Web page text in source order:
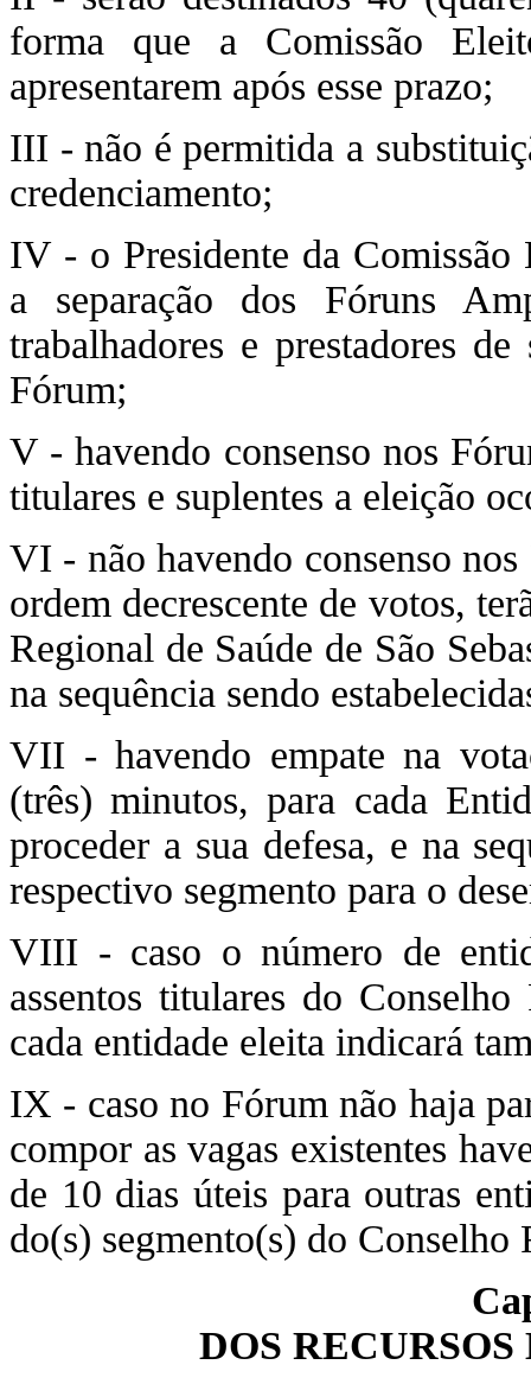
forma que a Comissão
apresentarem após esse prazo;
III - não é permitida a
credenciamento;
IV - o Presidente da
a separação dos Fóruns
trabalhadores e prestadores
Fórum;
V - havendo consenso nos
titulares e suplentes a eleição
VI - não havendo consenso
ordem decrescente de votos,
Regional de Saúde de São
na sequência sendo
VII - havendo empate na
(três) minutos, para cada
proceder a sua defesa, e na
respectivo segmento para o
VIII - caso o número de
assentos titulares do
cada entidade eleita indicará
IX - caso no Fórum não haja
compor as vagas existentes
de 10 dias úteis para outras
do(s) segmento(s) do Conselho
DOS